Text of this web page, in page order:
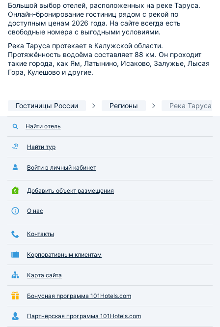
Большой выбор отелей, расположенных на реке Таруса.
Онлайн-бронирование гостиниц рядом с рекой по
доступным ценам 2026 года. На сайте всегда есть
свободные номера с выгодными условиями.
Река Таруса протекает в Калужской области.
Протяжённость водоёма составляет 88 км. Он проходит
такие города, как Ям, Латынино, Исаково, Залужье, Лысая
Гора, Кулешово и другие.
Гостиницы России Регионы Река Таруса
Найти отель
Найти тур
Войти в личный кабинет
Добавить объект размещения
О нас
Контакты
Корпоративным клиентам
Карта сайта
Бонусная программа 101Hotels.com
Партнёрская программа 101Hotels.com